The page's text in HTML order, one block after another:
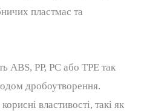
пластмас та
ABS, PP, PC або TPE так
дробоутворення.
властивості, такі як